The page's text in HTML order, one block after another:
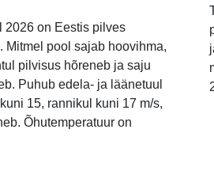
2026 on Eestis pilves
Mitmel pool sajab hoovihma,
pilvisus hõreneb ja saju
Puhub edela- ja läänetuul
15, rannikul kuni 17 m/s,
Õhutemperatuur on